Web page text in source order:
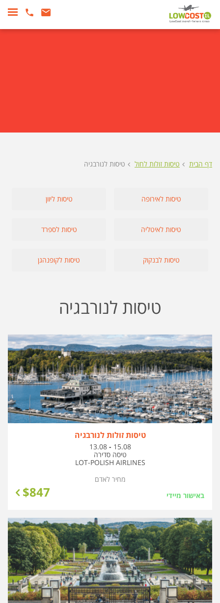
דף הבית טיסות זולות לחול טיסות לנורבגיה
טיסות לאירופה טיסות ליוון
טיסות לאיטליה טיסות לספרד
טיסות לבנקוק טיסות לקופנהגן
טיסות לנורבגיה
טיסות זולות לנורבגיה
בין
התאריכים,
13.08 - 15.08
טיסה סדירה
LOT-POLISH AIRLINES
באישור מיידי $847
מחיר לאדם